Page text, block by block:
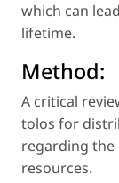
which can
lifetime.
Method:
A critical
tolos for
regarding
resources.